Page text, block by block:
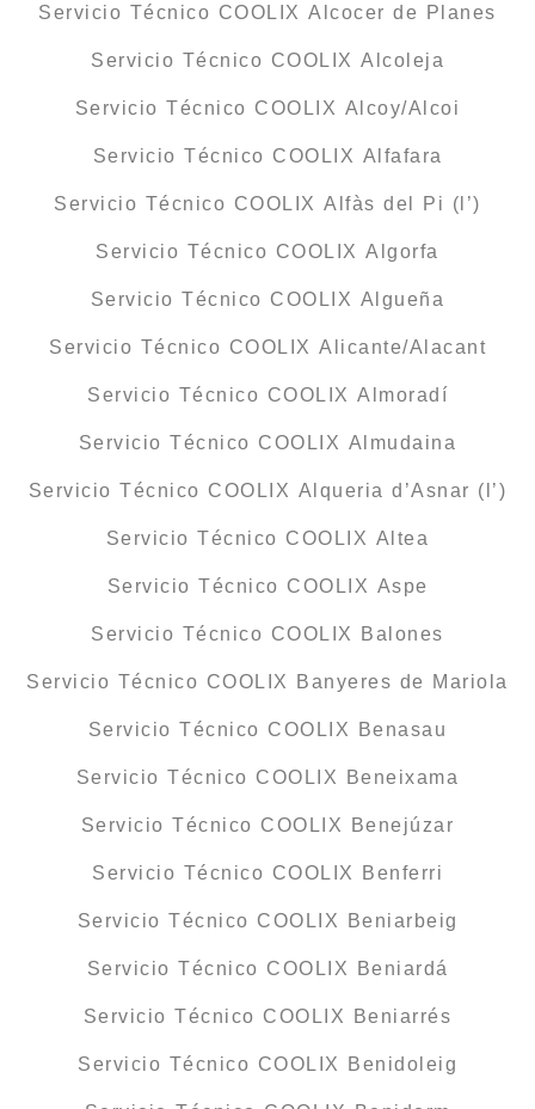
Servicio Técnico COOLIX Alcocer de Planes
Servicio Técnico COOLIX Alcoleja
Servicio Técnico COOLIX Alcoy/Alcoi
Servicio Técnico COOLIX Alfafara
Servicio Técnico COOLIX Alfàs del Pi (l’)
Servicio Técnico COOLIX Algorfa
Servicio Técnico COOLIX Algueña
Servicio Técnico COOLIX Alicante/Alacant
Servicio Técnico COOLIX Almoradí
Servicio Técnico COOLIX Almudaina
Servicio Técnico COOLIX Alqueria d’Asnar (l’)
Servicio Técnico COOLIX Altea
Servicio Técnico COOLIX Aspe
Servicio Técnico COOLIX Balones
Servicio Técnico COOLIX Banyeres de Mariola
Servicio Técnico COOLIX Benasau
Servicio Técnico COOLIX Beneixama
Servicio Técnico COOLIX Benejúzar
Servicio Técnico COOLIX Benferri
Servicio Técnico COOLIX Beniarbeig
Servicio Técnico COOLIX Beniardá
Servicio Técnico COOLIX Beniarrés
Servicio Técnico COOLIX Benidoleig